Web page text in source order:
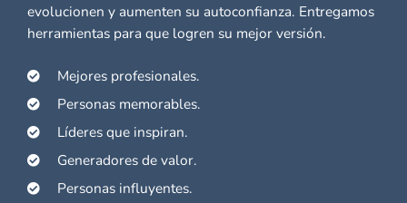
evolucionen y aumenten su autoconfianza. Entregamos
herramientas para que logren su mejor versión.
Mejores profesionales.
Personas memorables.
Líderes que inspiran.
Generadores de valor.
Personas influyentes.